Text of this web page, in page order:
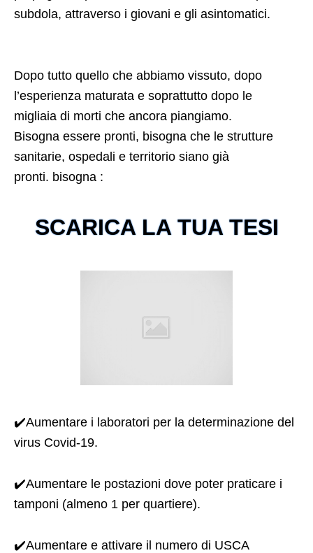
subdola, attraverso i giovani e gli asintomatici.
Dopo tutto quello che abbiamo vissuto, dopo
l’esperienza maturata e soprattutto dopo le
migliaia di morti che ancora piangiamo.
Bisogna essere pronti, bisogna che le strutture
sanitarie, ospedali e territorio siano già
pronti. bisogna :
SCARICA LA TUA TESI
✔️Aumentare i laboratori per la determinazione del
virus Covid-19.
✔️Aumentare le postazioni dove poter praticare i
tamponi (almeno 1 per quartiere).
✔️Aumentare e attivare il numero di USCA